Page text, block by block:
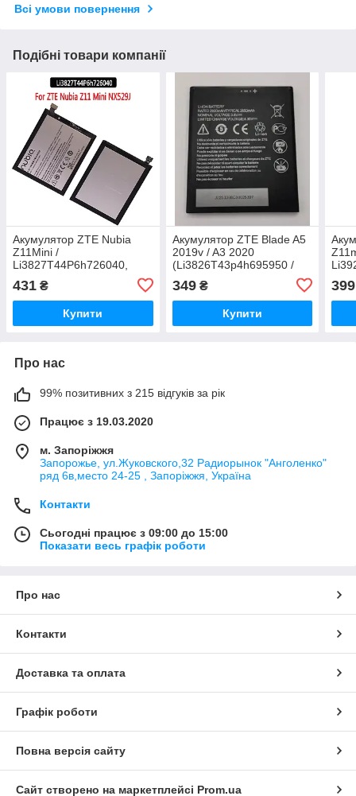
Всі умови повернення
Подібні товари компанії
Акумулятор ZTE Nubia
Z11Mini /
Li3827T44P6h726040,
2830 mAh АААА Original
PRC
431 ₴
Купити
Акумулятор ZTE Blade A5
2019v / A3 2020
(Li3826T43p4h695950 /
2600 mAh Original PRC
349₴
Купити
399
Про нас
99% позитивних з 215 відгуків за рік
Працює з 19.03.2020
м. Запоріжжя
Запорожье, ул.Жуковского,32 Радиорынок "Анголенко"
ряд 6в,место 24-25 , Запоріжжя, Україна
Контакти
Сьогодні працює з 09:00 до 15:00
Показати весь графік роботи
Про нас
Контакти
Доставка та оплата
Графік роботи
Повна версія сайту
Сайт створено на маркетплейсі Prom.ua